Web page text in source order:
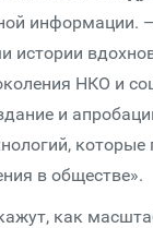
информации.
истории
НКО и
и
которые
в обществе».
как